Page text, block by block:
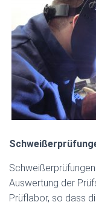
Auswertung der
Prüflabor, so dass